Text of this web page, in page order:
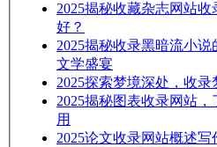
2025揭秘收藏杂志网站收
好？
2025揭秘收录黑暗流小说
文学盛宴
2025探索梦境深处，收录
2025揭秘图表收录网站，
用
2025论文收录网站概述写